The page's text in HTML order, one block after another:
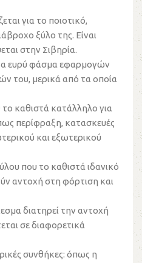
για το ποιοτικό,
ξύλο της. Είναι
στην Σιβηρία.
ευρύ φάσμα εφαρμογών
του, μερικά από τα οποία
καθιστά κατάλληλο για
περίφραξη, κατασκευές
και εξωτερικού
που το καθιστά ιδανικό
αντοχή στη φόρτιση και
διατηρεί την αντοχή
σε διαφορετικά
συνθήκες: όπως η